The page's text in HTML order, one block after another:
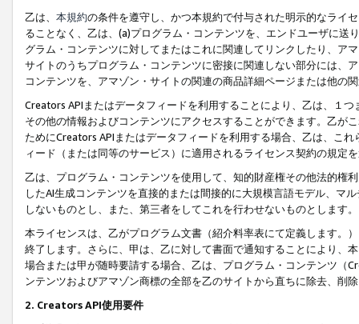
乙は、 本規約の条件を遵守し、かつ本規約で付与された明示的なライ
ることなく、乙は、(a)プログラム・コンテンツを、エンドユーザに
グラム・コンテンツに対してまたはこれに関連してリンクしたり、ア
サイトのうちプログラム・コンテンツに密接に関連しない部分には、
コンテンツを、アマゾン・サイトの関連の商品詳細ページまたは他の
Creators APIまたはデータフィードを利用することにより、乙は、１
その他の情報およびコンテンツにアクセスすることができます。乙が
ためにCreators APIまたはデータフィードを利用する場合、乙は、こ
ィード（または同等のサービス）に適用されるライセンス契約の規定
乙は、プログラム・コンテンツを使用して、知的財産権その他法的権
したAI生成コンテンツを直接的または間接的に大規模言語モデル、マ
しないものとし、また、第三者をしてこれを行わせないものとします。
本ライセンスは、乙がプログラム文書（紹介料率表にて定義します。
終了します。さらに、甲は、乙に対して書面で通知することにより、
場合または甲が随時要請する場合、乙は、プログラム・コンテンツ（
ンテンツおよびアマゾン商標の全部を乙のサイトから直ちに除去、削
2. Creators API使用要件